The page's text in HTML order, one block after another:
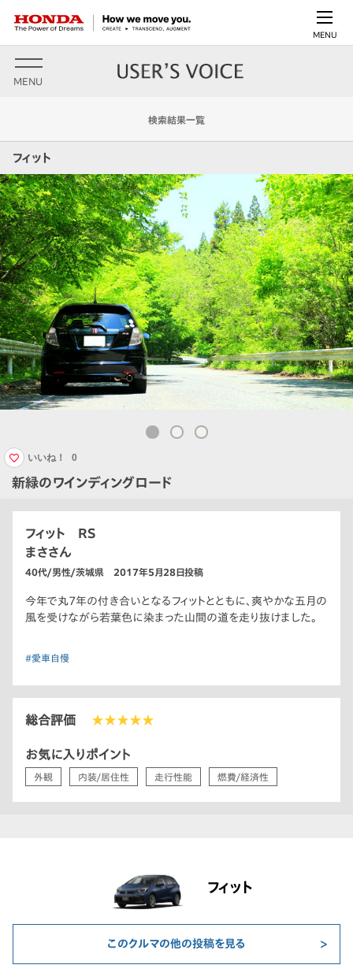
MENU
MENU
検索結果一覧
フィット
新緑のワインディングロード
いいね！ 0
フィット RS
まささん
40代/男性/茨城県 2017年5月28日投稿
今年で丸7年の付き合いとなるフィットとともに、爽やかな五月の
風を受けながら若葉色に染まった山間の道を走り抜けました。
#愛車自慢
総合評価 ★★★★★
お気に入りポイント
外観 内装/居住性 走行性能 燃費/経済性
フィット
このクルマの他の投稿を見る